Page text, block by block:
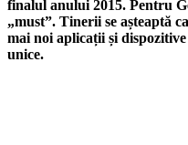
finalul anului 2015. Pentru
„must”. Tinerii se așteaptă
mai noi aplicații și
unice.